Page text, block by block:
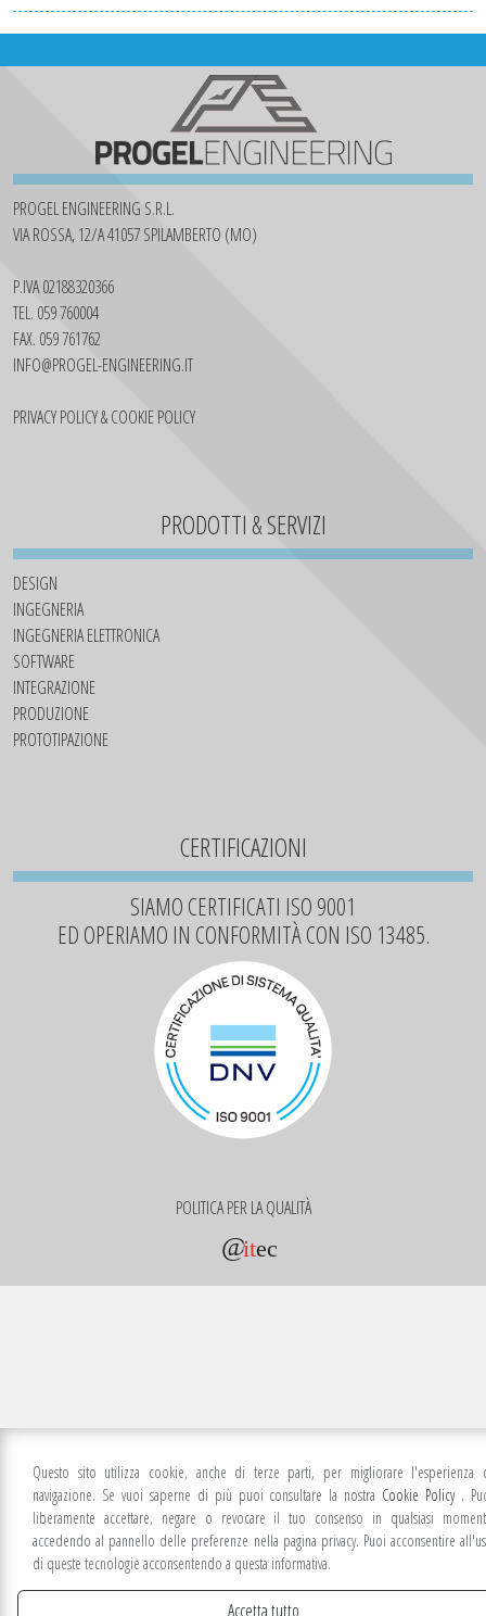
PROGEL ENGINEERING S.R.L.
VIA ROSSA, 12/A 41057 SPILAMBERTO (MO)
P.IVA 02188320366
TEL. 059 760004
FAX. 059 761762
INFO@PROGEL-ENGINEERING.IT
PRIVACY POLICY & COOKIE POLICY
PRODOTTI & SERVIZI
DESIGN
INGEGNERIA
INGEGNERIA ELETTRONICA
SOFTWARE
INTEGRAZIONE
PRODUZIONE
PROTOTIPAZIONE
CERTIFICAZIONI
SIAMO CERTIFICATI ISO 9001
ED OPERIAMO IN CONFORMITÀ CON ISO 13485.
POLITICA PER LA QUALITÀ
@itec
Questo sito utilizza cookie, anche di terze parti, per migliorare l'esperienza
navigazione. Se vuoi saperne di più puoi consultare la nostra Cookie Policy .
liberamente accettare, negare o revocare il tuo consenso in qualsiasi
accedendo al pannello delle preferenze nella pagina privacy. Puoi acconsentire
di queste tecnologie acconsentendo a questa informativa.
Accetta tutto